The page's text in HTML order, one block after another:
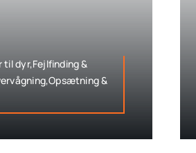
dyr,Fejlfinding &
&